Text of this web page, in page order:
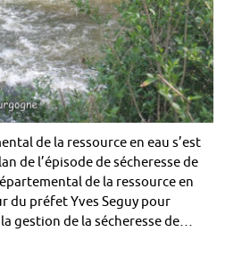
de la ressource en eau s’est
de l’épisode de sécheresse de
de la ressource en
du préfet Yves Seguy pour
gestion de la sécheresse de…